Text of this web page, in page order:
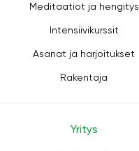
Meditaatiot ja hengitys
Intensiivikurssit
Asanat ja harjoitukset
Rakentaja
Yritys